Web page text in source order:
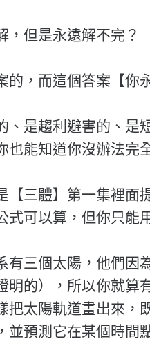
，但是永遠解不完？
，而這個答案【你
是趨利避害的、是
能知道你沒辦法完
【三體】第一集裡面
可以算，但你只能
有三個太陽，他們因
明的），所以你就算
把太陽軌道畫出來，
預測它在某個時間